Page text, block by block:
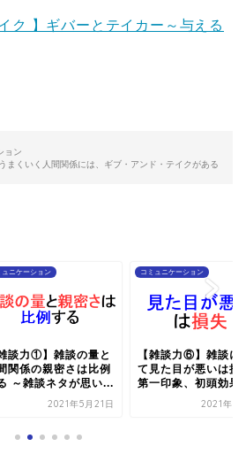
ク 】ギバーとテイカー～与える
ョン
まくいく人間関係には、ギブ・アンド・テイクがある
ュニケーション
談力①】雑談の量と
関係の親密さは比例
～雑談ネタが思い...
2021年5月21日
コミュニケーション
【雑談力⑥】雑談に
て見た目が悪いは損
第一印象、初頭効果
2021年5